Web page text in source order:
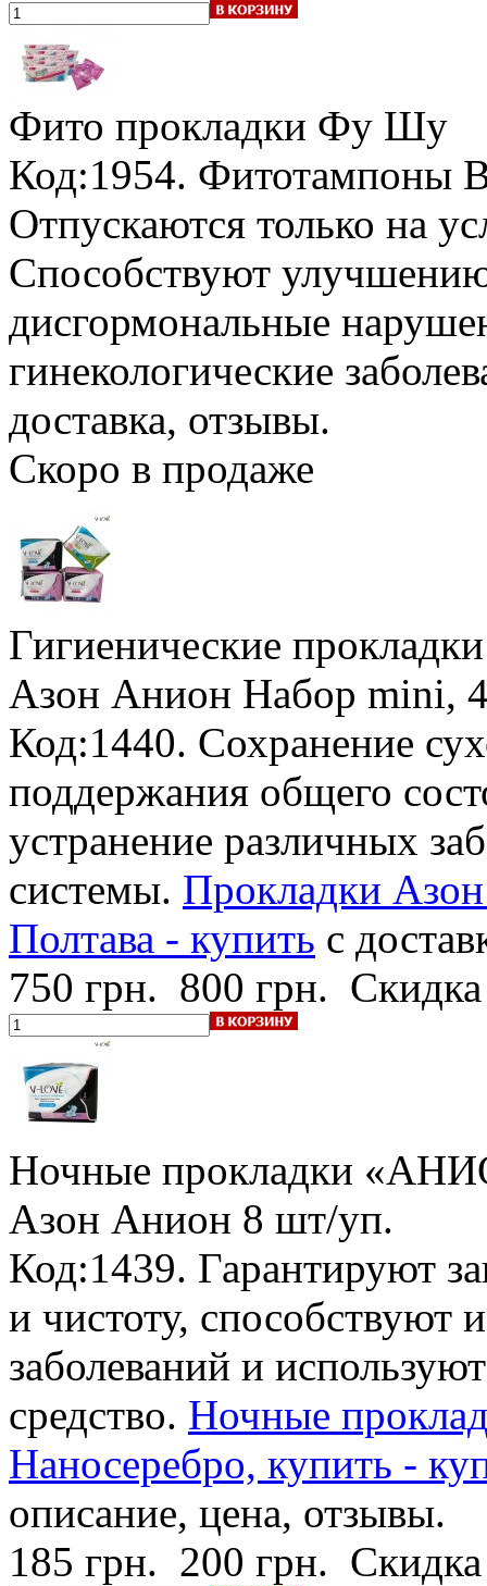
Фито прокладки Фу Шу
Код:1954. Фитотампоны
Отпускаются только на
Способствуют
дисгормональные
гинекологические
доставка, отзывы.
Скоро в продаже
Гигиенические
Азон Анион Набор mini,
Код:1440. Сохранение
поддержания общего
устранение различных
системы. Прокладки
Полтава - купить с
750 грн. 800 грн.
Ночные прокладки
Азон Анион 8 шт/уп.
Код:1439. Гарантируют
и чистоту, способствуют
заболеваний и
средство. Ночные
Наносеребро, купить -
описание, цена, отзывы.
185 грн. 200 грн.